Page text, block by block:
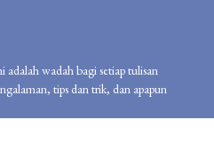
wadah bagi setiap tulisan
tips dan trik, dan apapun